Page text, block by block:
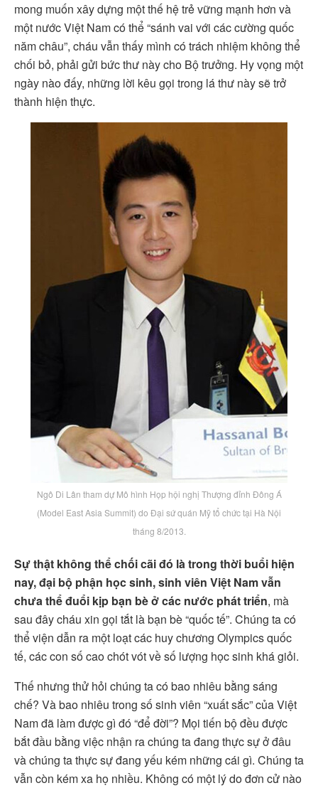
mong muốn xây dựng một thế hệ trẻ vững mạnh hơn và
một nước Việt Nam có thể “sánh vai với các cường quốc
năm châu”, cháu vẫn thấy mình có trách nhiệm không thể
chối bỏ, phải gửi bức thư này cho Bộ trưởng. Hy vọng một
ngày nào đấy, những lời kêu gọi trong lá thư này sẽ trở
thành hiện thực.
Ngô Di Lân tham dự Mô hình Họp hội nghị Thượng đỉnh Đông Á
(Model East Asia Summit) do Đại sứ quán Mỹ tổ chức tại Hà Nội
tháng 8/2013.
Sự thật không thể chối cãi đó là trong thời buổi hiện
nay, đại bộ phận học sinh, sinh viên Việt Nam vẫn
chưa thể đuổi kịp bạn bè ở các nước phát triển, mà
sau đây cháu xin gọi tắt là bạn bè “quốc tế”. Chúng ta có
thể viện dẫn ra một loạt các huy chương Olympics quốc
tế, các con số cao chót vót về số lượng học sinh khá giỏi.
Thế nhưng thử hỏi chúng ta có bao nhiêu bằng sáng
chế? Và bao nhiêu trong số sinh viên “xuất sắc” của Việt
Nam đã làm được gì đó “để đời”? Mọi tiến bộ đều được
bắt đầu bằng việc nhận ra chúng ta đang thực sự ở đâu
và chúng ta thực sự đang yếu kém những cái gì. Chúng ta
vẫn còn kém xa họ nhiều. Không có một lý do đơn cử nào